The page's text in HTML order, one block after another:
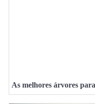
As melhores árvores